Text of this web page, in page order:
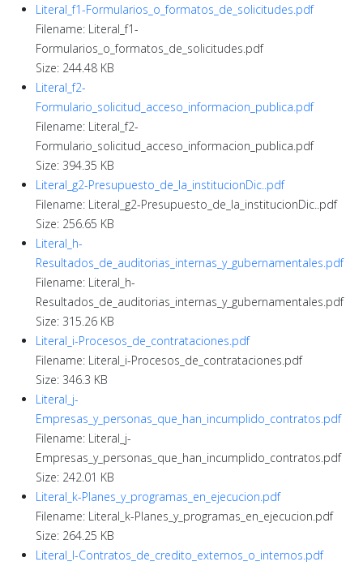
Literal_f1-Formularios_o_formatos_de_solicitudes.pdf
Filename: Literal_f1-
Formularios_o_formatos_de_solicitudes.pdf
Size: 244.48 KB
Literal_f2-
Formulario_solicitud_acceso_informacion_publica.pdf
Filename: Literal_f2-
Formulario_solicitud_acceso_informacion_publica.pdf
Size: 394.35 KB
Literal_g2-Presupuesto_de_la_institucionDic..pdf
Filename: Literal_g2-Presupuesto_de_la_institucionDic..pdf
Size: 256.65 KB
Literal_h-
Resultados_de_auditorias_internas_y_gubernamentales.pdf
Filename: Literal_h-
Resultados_de_auditorias_internas_y_gubernamentales.pdf
Size: 315.26 KB
Literal_i-Procesos_de_contrataciones.pdf
Filename: Literal_i-Procesos_de_contrataciones.pdf
Size: 346.3 KB
Literal_j-
Empresas_y_personas_que_han_incumplido_contratos.pdf
Filename: Literal_j-
Empresas_y_personas_que_han_incumplido_contratos.pdf
Size: 242.01 KB
Literal_k-Planes_y_programas_en_ejecucion.pdf
Filename: Literal_k-Planes_y_programas_en_ejecucion.pdf
Size: 264.25 KB
Literal_l-Contratos_de_credito_externos_o_internos.pdf